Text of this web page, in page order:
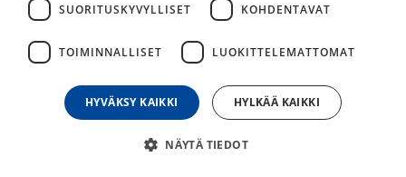
Burleyn valmistama läpiakseliadapteri
lastenkuljetusperäkärrylle.
€
SUORITUSKYVYLLISET KOHDENTAVAT
TOIMINNALLISET LUOKITTELEMATTOMAT
HYVÄKSY KAIKKI HYLKÄÄ KAIKKI
NÄYTÄ TIEDOT